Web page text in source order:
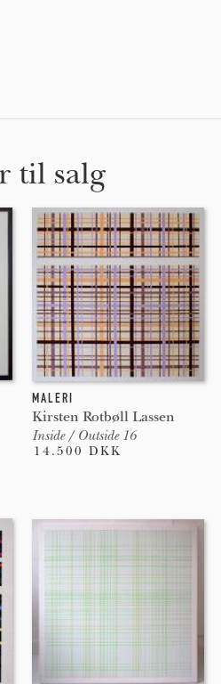
til salg
MALERI
Kirsten Rotbøll Lassen
Inside / Outside 16
14.500 DKK